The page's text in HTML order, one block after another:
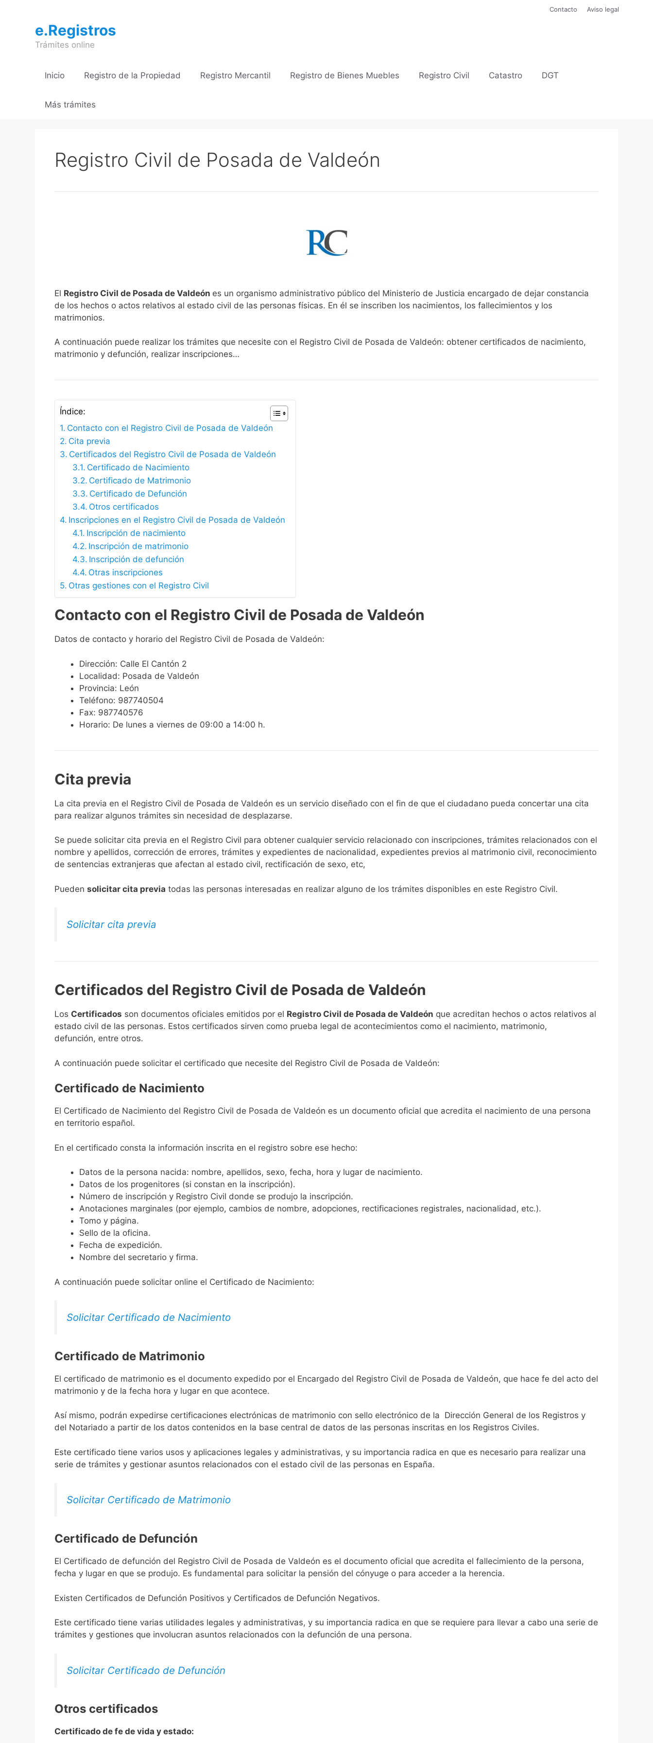
contenido
Contacto Aviso legal
e.Registros
Trámites online
Inicio Registro de la Propiedad Registro Mercantil Registro de Bienes Muebles Registro Civil Catastro DGT
Más trámites
Registro Civil de Posada de Valdeón
El Registro Civil de Posada de Valdeón es un organismo administrativo público del Ministerio de Justicia encargado de dejar constancia
de los hechos o actos relativos al estado civil de las personas físicas. En él se inscriben los nacimientos, los fallecimientos y los
matrimonios.
A continuación puede realizar los trámites que necesite con el Registro Civil de Posada de Valdeón: obtener certificados de nacimiento,
matrimonio y defunción, realizar inscripciones…
Índice:
Contacto con el Registro Civil de Posada de Valdeón
Cita previa
Certificados del Registro Civil de Posada de Valdeón
Certificado de Nacimiento
Certificado de Matrimonio
Certificado de Defunción
Otros certificados
Inscripciones en el Registro Civil de Posada de Valdeón
Inscripción de nacimiento
Inscripción de matrimonio
Inscripción de defunción
Otras inscripciones
Otras gestiones con el Registro Civil
Contacto con el Registro Civil de Posada de Valdeón
Datos de contacto y horario del Registro Civil de Posada de Valdeón:
Dirección: Calle El Cantón 2
Localidad: Posada de Valdeón
Provincia: León
Teléfono: 987740504
Fax: 987740576
Horario: De lunes a viernes de 09:00 a 14:00 h.
Cita previa
​​​​​​​​​​​​​​​​​​​​​​​​​​​​La cita previa en el Registro Civil de Posada de Valdeón es un servicio diseñado con el fin de que el ciudadano pueda concertar una cita
para realizar algunos trámites sin necesidad de desplazarse.​
Se puede solicitar cita previa en el Registro Civil para obtener cualquier servicio relacionado con inscripciones, trámites relacionados con el
nombre y apellidos, corrección de errores, trámites y expedientes de nacionalidad, expedientes previos al matrimonio civil, reconocimiento
de sentencias extranjeras que afectan al estado civil, rectificación de sexo, etc,
​Pueden solicitar cita previa todas las personas interesadas en realizar alguno de los trámites disponibles en este Registro Civil.​
Solicitar cita previa
Certificados del Registro Civil de Posada de Valdeón
Los Certificados son documentos oficiales emitidos por el Registro Civil de Posada de Valdeón que acreditan hechos o actos relativos al
estado civil de las personas. Estos certificados sirven como prueba legal de acontecimientos como el nacimiento, matrimonio,
defunción, entre otros.
A continuación puede solicitar el certificado que necesite del Registro Civil de Posada de Valdeón:
Certificado de Nacimiento
El Certificado de Nacimiento del Registro Civil de Posada de Valdeón es un documento oficial que acredita el nacimiento de una persona
en territorio español.
En el certificado consta la información inscrita en el registro sobre ese hecho:
Datos de la persona nacida: nombre, apellidos, sexo, fecha, hora y lugar de nacimiento.
Datos de los progenitores (si constan en la inscripción).
Número de inscripción y Registro Civil donde se produjo la inscripción.
Anotaciones marginales (por ejemplo, cambios de nombre, adopciones, rectificaciones registrales, nacionalidad, etc.).
Tomo y página.
Sello de la oficina.
Fecha de expedición.
Nombre del secretario y firma.
A continuación puede solicitar online el Certificado de Nacimiento:
Solicitar Certificado de Nacimiento
Certificado de Matrimonio
El certificado de matrimonio es el documento expedido por el Encargado del Registro Civil de Posada de Valdeón, que hace fe del acto del
matrimonio y de la fecha hora y lugar en que acontece.
Así mismo, podrán expedirse certificaciones electrónicas de matrimonio con sello electrónico de la Dirección General de los Registros y
del Notariado a partir de los datos contenidos en la base central de datos de las personas inscritas en los Registros Civiles.
Este certificado tiene varios usos y aplicaciones legales y administrativas, y su importancia radica en que es necesario para realizar una
serie de trámites y gestionar asuntos relacionados con el estado civil de las personas en España.
Solicitar Certificado de Matrimonio
Certificado de Defunción
El Certificado de defunción del Registro Civil de Posada de Valdeón es el documento oficial que acredita el fallecimiento de la persona,
fecha y lugar en que se produjo. Es fundamental para solicitar la pensión del cónyuge o para acceder a la herencia.
Existen Certificados de Defunción Positivos y Certificados de Defunción Negativos.
Este certificado tiene varias utilidades legales y administrativas, y su importancia radica en que se requiere para llevar a cabo una serie de
trámites y gestiones que involucran asuntos relacionados con la defunción de una persona.
Solicitar Certificado de Defunción
Otros certificados
Certificado de fe de vida y estado: